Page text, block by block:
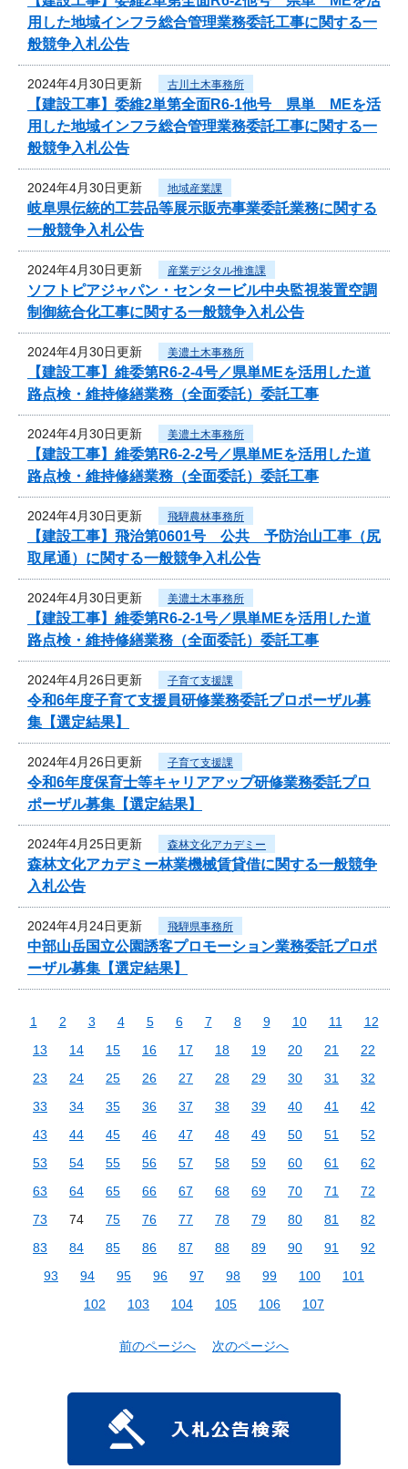
用した地域インフラ総合管理業務委託工事に関する一
般競争入札公告
2024年4月30日更新 古川土木事務所
【建設工事】委維2単第全面R6-1他号 県単 MEを活
用した地域インフラ総合管理業務委託工事に関する一
般競争入札公告
2024年4月30日更新 地域産業課
岐阜県伝統的工芸品等展示販売事業委託業務に関する
一般競争入札公告
2024年4月30日更新 産業デジタル推進課
ソフトピアジャパン・センタービル中央監視装置空調
制御統合化工事に関する一般競争入札公告
2024年4月30日更新 美濃土木事務所
【建設工事】維委第R6-2-4号／県単MEを活用した道
路点検・維持修繕業務（全面委託）委託工事
2024年4月30日更新 美濃土木事務所
【建設工事】維委第R6-2-2号／県単MEを活用した道
路点検・維持修繕業務（全面委託）委託工事
2024年4月30日更新 飛騨農林事務所
【建設工事】飛治第0601号 公共 予防治山工事（尻
取尾通）に関する一般競争入札公告
2024年4月30日更新 美濃土木事務所
【建設工事】維委第R6-2-1号／県単MEを活用した道
路点検・維持修繕業務（全面委託）委託工事
2024年4月26日更新 子育て支援課
令和6年度子育て支援員研修業務委託プロポーザル募
集【選定結果】
2024年4月26日更新 子育て支援課
令和6年度保育士等キャリアアップ研修業務委託プロ
ポーザル募集【選定結果】
2024年4月25日更新 森林文化アカデミー
森林文化アカデミー林業機械賃貸借に関する一般競争
入札公告
2024年4月24日更新 飛騨県事務所
中部山岳国立公園誘客プロモーション業務委託プロポ
ーザル募集【選定結果】
1 2 3 4 5 6 7 8 9 10 11
12
13
14 15 16 17 18 19 20 21
22
23
24 25 26 27 28 29 30 31
32
33
34 35 36 37 38 39 40 41
42
43
44 45 46 47 48 49 50 51
52
53
54 55 56 57 58 59 60 61
62
63
64 65 66 67 68 69 70 71
72
73
74 75 76 77 78 79 80 81
82
83
84 85 86 87 88 89 90 91
92
93
94 95 96 97 98 99 100
101
102
103 104 105 106 107
前のページへ 次のページへ